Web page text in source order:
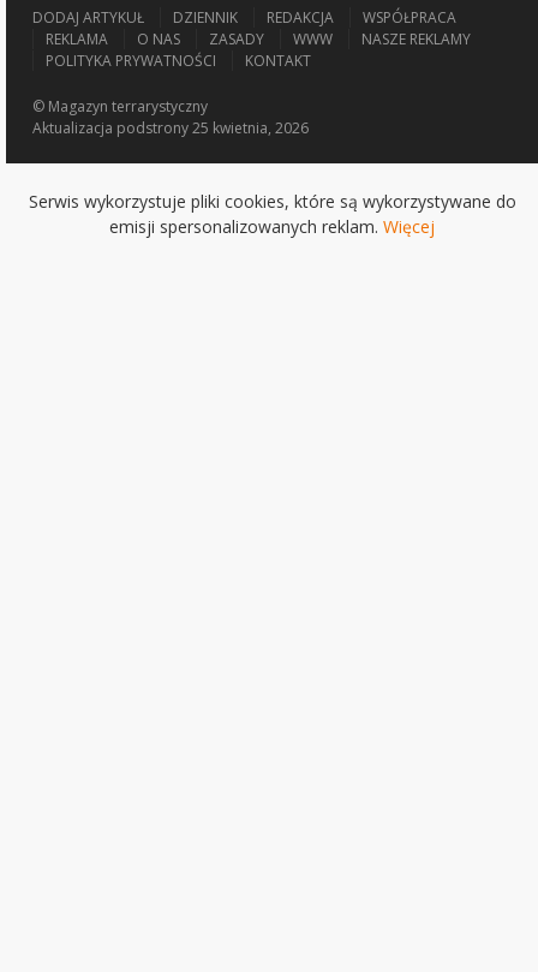
DODAJ ARTYKUŁ DZIENNIK REDAKCJA
WSPÓŁPRACA
REKLAMA
O NAS ZASADY WWW
NASZE REKLAMY
POLITYKA PRYWATNOŚCI
KONTAKT
© Magazyn terrarystyczny
Aktualizacja podstrony 25 kwietnia, 2026
Serwis wykorzystuje pliki cookies, które są wykorzystywane do
emisji spersonalizowanych reklam. Więcej